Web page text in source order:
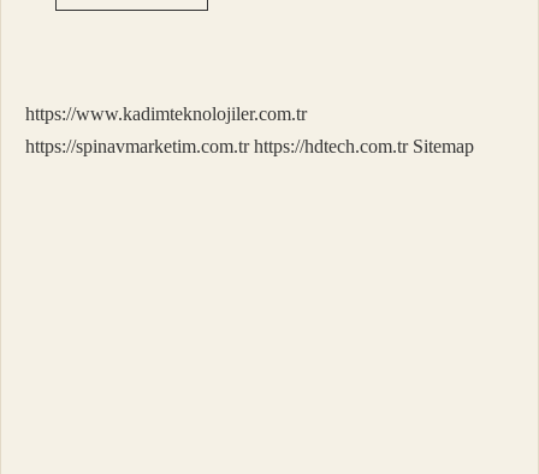
Kemiği
https://www.kadimteknolojiler.com.tr
https://spinavmarketim.com.tr https://hdtech.com.tr Sitemap